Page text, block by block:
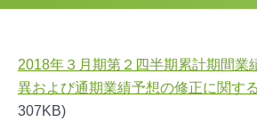
2018年３月期第２四半期累計期間業
異および通期業績予想の修正に関す
307KB)